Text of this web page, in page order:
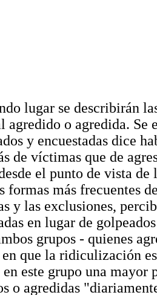
lugar se describirán
agredido o agredida. Se
y encuestadas dice
de víctimas que de
el punto de vista de
formas más frecuentes
y las exclusiones,
en lugar de
grupos - quienes
que la ridiculización
este grupo una mayor
o agredidas